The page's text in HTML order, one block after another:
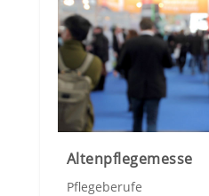
Altenpflegemesse
Pflegeberufe